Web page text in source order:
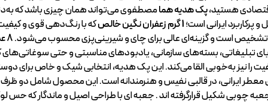
هستید،پک هدیه همامصطفوی می‌تواند همان چیزی باشد که
ایرانی است؛1 گرم زعفران نگین خالص
که با رنگ‌دهی قوی و
تشخیص است و گزینه‌ای عالی برای چای و شیرینی‌پزی محسوب می‌شود.8 عدد نبات زعفرانی تک‌نفره
تبلیغاتی، بسته‌های سازمانی، یادبودهای مناسبتی و حتی
را نیز به‌خوبی القا می‌کند. این پک هدیه‌، انتخابی شیک و خاص برای
معطر ایرانی، در قالبی نفیس و هنرمندانه است. این محصول شامل دو
چوبی شکیل قرارگرفته اند . جعبه ای با طراحی اصیل و ماندگار که